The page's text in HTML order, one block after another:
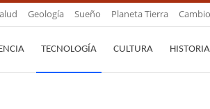
Geología Sueño Planeta Tierra
TECNOLOGÍA CULTURA HISTORIA